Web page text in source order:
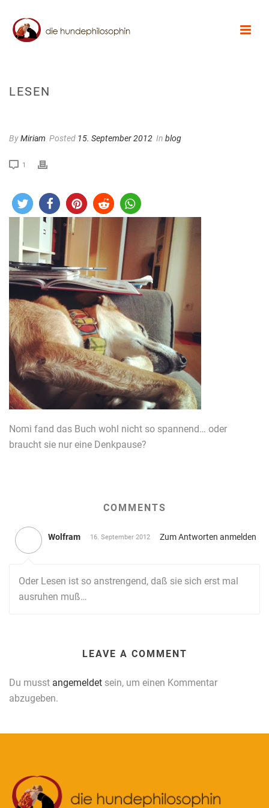
LESEN
ByMiriam Posted 15. September 2012 In blog
1
Nomi fand das Buch wohl nicht so spannend… oder
braucht sie nur eine Denkpause?
COMMENTS
Wolfram 16. September 2012 Zum Antworten anmelden
Oder Lesen ist so anstrengend, daß sie sich erst mal
ausruhen muß…
LEAVE A COMMENT
Du musst angemeldet sein, um einen Kommentar
abzugeben.